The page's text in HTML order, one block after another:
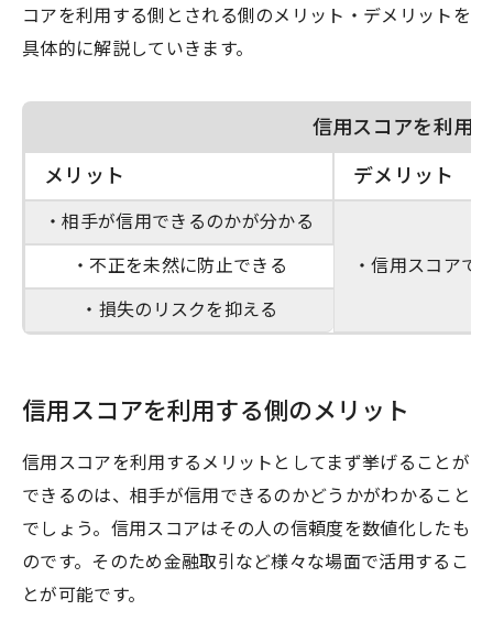
コアを利用する側とされる側のメリット・デメリットを
具体的に解説していきます。
信用スコアを利用
メリット デメリット
・相手が信用できるのかが分かる
・信用スコアで
・不正を未然に防止できる
・損失のリスクを抑える
信用スコアを利用する側のメリット
信用スコアを利用するメリットとしてまず挙げることが
できるのは、相手が信用できるのかどうかがわかること
でしょう。信用スコアはその人の信頼度を数値化したも
のです。そのため金融取引など様々な場面で活用するこ
とが可能です。